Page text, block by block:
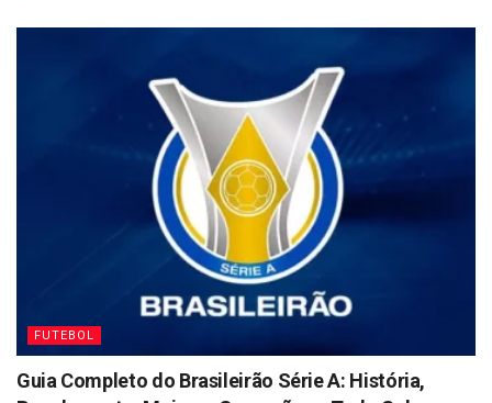
FUTEBOL
Guia Completo do Brasileirão Série A: História,